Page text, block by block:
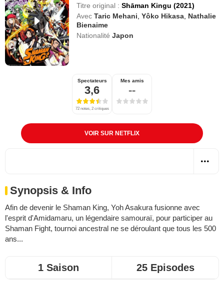
Titre original : Shāman Kingu (2021)
Avec Taric Mehani ,Yôko Hikasa Nathalie
Bienaime
Nationalité Japon
Spectateurs
3,6
72 notes, 2 critiques
Mes amis
--
VOIR SUR NETFLIX
Synopsis & Info
Afin de devenir le Shaman King, Yoh Asakura fusionne avec
l'esprit d'Amidamaru, un légendaire samouraï, pour participer au
Shaman Fight, tournoi ancestral ne se déroulant que tous les 500
ans...
1 Saison 25 Episodes